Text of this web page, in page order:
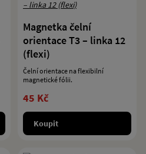
Magnetka čelní
orientace T3 – linka 12
(flexi)
Čelní orientace na flexibilní
magnetické fólii.
45 Kč
Koupit